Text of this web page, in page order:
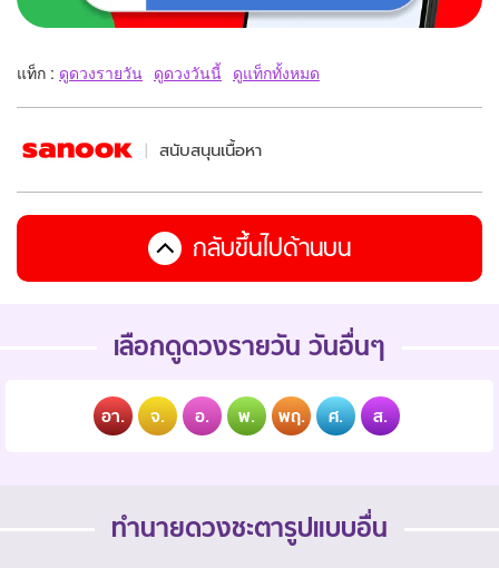
แท็ก : ดูดวงรายวัน ดูดวงวันนี้ ดูแท็กทั้งหมด
สนับสนุนเนื้อหา
กลับขึ้นไปด้านบน
เลือกดูดวงรายวัน วันอื่นๆ
อา. จ. อ. พ. พฤ. ศ. ส.
ทำนายดวงชะตารูปแบบอื่น